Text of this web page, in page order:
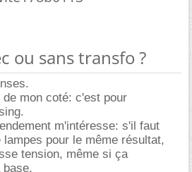
ou sans transfo ?
mon coté: c'est pour
m'intéresse: s'il faut
pour le même résultat,
tension, même si ça
base.